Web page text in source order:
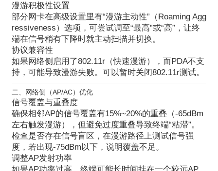
漫游积极性设置
部分网卡在高级设置里有“漫游主动性”（Roaming Agg
ressiveness）选项，可尝试调至“最高”或“高”，让终
端在信号稍有下降时就主动扫描并切换。
协议兼容性
如果网络侧启用了802.11r（快速漫游），而PDA不支
持，可能导致漫游失败。可以暂时关闭802.11r测试。
二、网络侧（AP/AC）优化
信号覆盖与重叠度
确保相邻AP的信号覆盖有15%~20%的重叠 （-65dBm
左右触发漫游），但避免过度重叠导致终端“粘滞”。
检查是否存在信号盲区，在漫游路径上测试信号强
度，若出现-75dBm以下，说明覆盖不足。
调整AP发射功率